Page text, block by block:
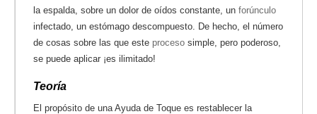
la espalda, sobre un dolor de oídos constante, un forúnculo
infectado, un estómago descompuesto. De hecho, el número
de cosas sobre las que este proceso simple, pero poderoso,
se puede aplicar ¡es ilimitado!
Teoría
El propósito de una Ayuda de Toque es restablecer la